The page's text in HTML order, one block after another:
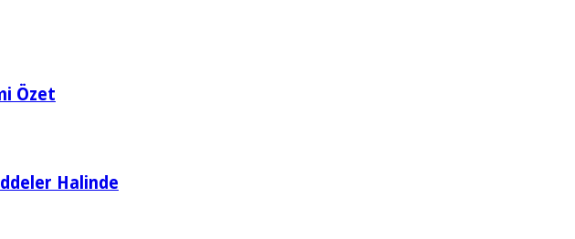
Özet
Halinde